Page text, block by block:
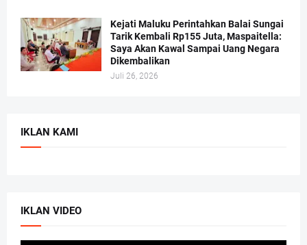
Kejati Maluku Perintahkan Balai Sungai
Tarik Kembali Rp155 Juta, Maspaitella:
Saya Akan Kawal Sampai Uang Negara
Dikembalikan
Juli 26, 2026
IKLAN KAMI
IKLAN VIDEO